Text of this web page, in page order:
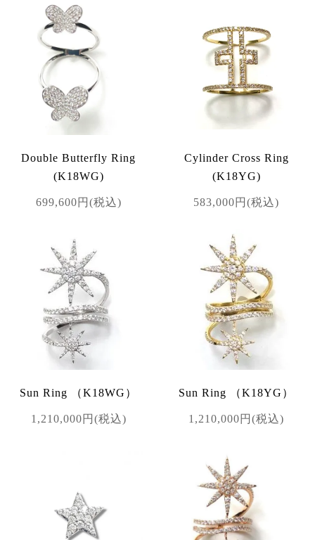
Double Butterfly Ring
(K18WG)
699,600円(税込)
Cylinder Cross Ring
(K18YG)
583,000円(税込)
Sun Ring （K18WG）
1,210,000円(税込)
Sun Ring （K18YG）
1,210,000円(税込)